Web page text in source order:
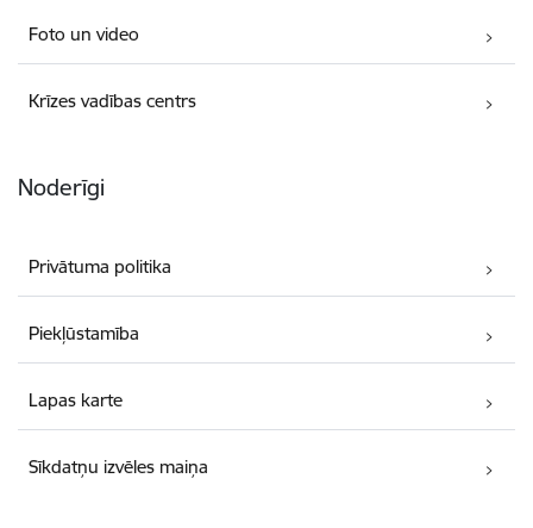
Foto un video
Krīzes vadības centrs
Noderīgi
Privātuma politika
Piekļūstamība
Lapas karte
Sīkdatņu izvēles maiņa